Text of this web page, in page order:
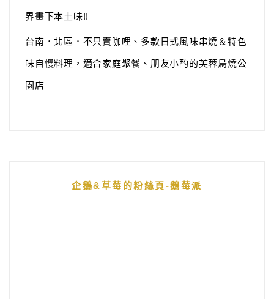
界畫下本土味!!
台南．北區．不只賣咖哩、多款日式風味串燒＆特色
味自慢料理，適合家庭聚餐、朋友小酌的芙蓉鳥燒公
園店
企鵝&草莓的粉絲頁-鵝莓派